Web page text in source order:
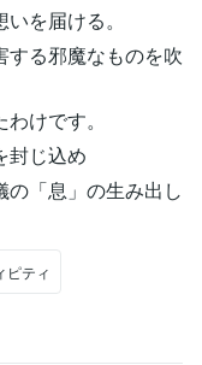
を届ける。
する邪魔なものを吹
けです。
封じ込め
「息」の生み出し
ピティ